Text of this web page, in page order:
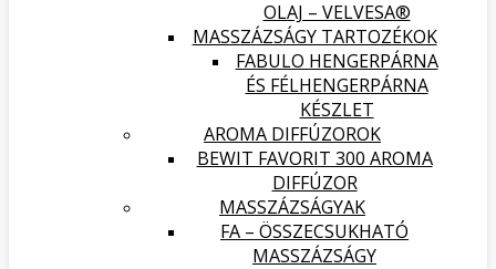
OLAJ – VELVESA®
MASSZÁZSÁGY TARTOZÉKOK
FABULO HENGERPÁRNA
ÉS FÉLHENGERPÁRNA
KÉSZLET
AROMA DIFFÚZOROK
BEWIT FAVORIT 300 AROMA
DIFFÚZOR
MASSZÁZSÁGYAK
FA – ÖSSZECSUKHATÓ
MASSZÁZSÁGY